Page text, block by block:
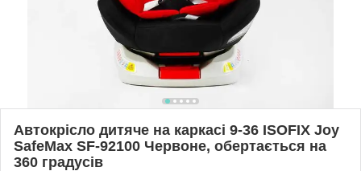
Автокрісло дитяче на каркасі 9-36 ISOFIX Joy
SafeMax SF-92100 Червоне, обертається на
360 градусів